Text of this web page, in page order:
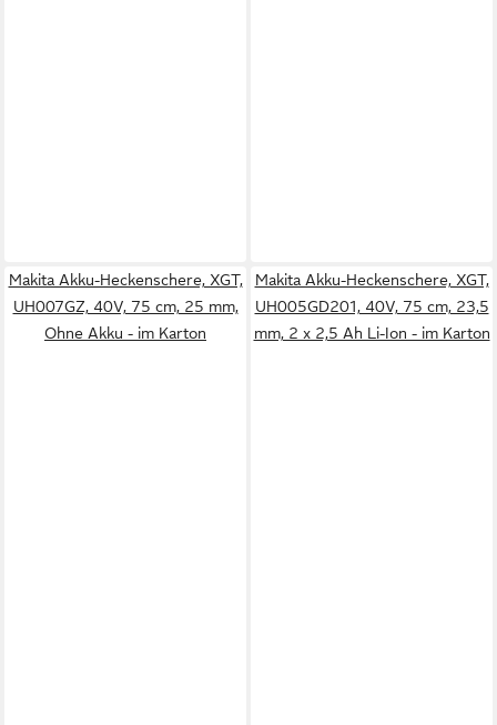
Makita Akku-Heckenschere, XGT,
UH007GZ, 40V, 75 cm, 25 mm,
Ohne Akku - im Karton
Makita Akku-Heckenschere, XGT,
UH005GD201, 40V, 75 cm, 23,5
mm, 2 x 2,5 Ah Li-Ion - im Karton